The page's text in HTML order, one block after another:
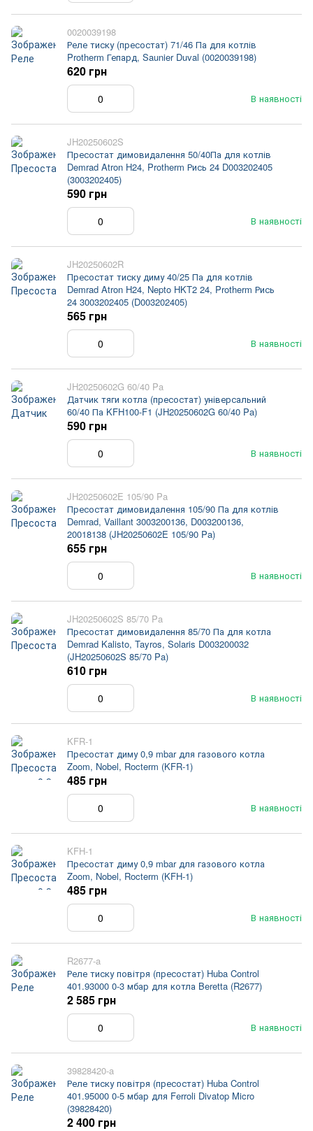
0020039198
Реле тиску (пресостат) 71/46 Па для котлів
Protherm Гепард, Saunier Duval (0020039198)
В наявності
620 грн
JH20250602S
Пресостат димовидалення 50/40Па для котлів
Demrad Atron H24, Protherm Рись 24 D003202405
(3003202405)
В наявності
590 грн
JH20250602R
Пресостат тиску диму 40/25 Па для котлів
Demrad Atron H24, Nepto HKT2 24, Protherm Рись
24 3003202405 (D003202405)
В наявності
565 грн
JH20250602G 60/40 Pa
Датчик тяги котла (пресостат) універсальний
60/40 Па KFH100-F1 (JH20250602G 60/40 Pa)
В наявності
590 грн
JH20250602E 105/90 Pa
Пресостат димовидалення 105/90 Па для котлів
Demrad, Vaillant 3003200136, D003200136,
20018138 (JH20250602E 105/90 Pa)
В наявності
655 грн
JH20250602S 85/70 Pa
Пресостат димовидалення 85/70 Па для котла
Demrad Kalisto, Tayros, Solaris D003200032
(JH20250602S 85/70 Pa)
В наявності
610 грн
KFR-1
Пресостат диму 0,9 mbar для газового котла
Zoom, Nobel, Rocterm (KFR-1)
В наявності
485 грн
KFH-1
Пресостат диму 0,9 mbar для газового котла
Zoom, Nobel, Rocterm (KFH-1)
В наявності
485 грн
R2677-a
Реле тиску повітря (пресостат) Huba Control
401.93000 0-3 мбар для котла Beretta (R2677)
В наявності
2 585 грн
39828420-a
Реле тиску повітря (пресостат) Huba Control
401.95000 0-5 мбар для Ferroli Divatop Micro
(39828420)
2 400 грн